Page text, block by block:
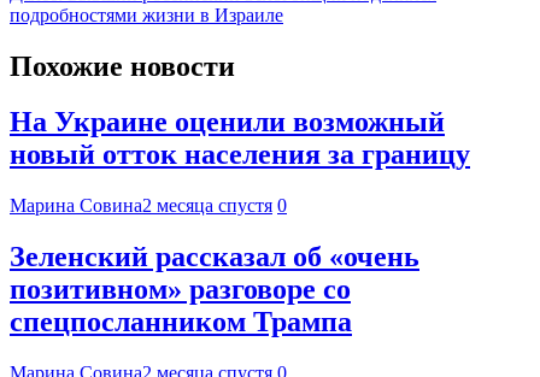
подробностями жизни в Израиле
Похожие новости
На Украине оценили возможный
новый отток населения за границу
Марина Совина2 месяца спустя 0
Зеленский рассказал об «очень
позитивном» разговоре со
спецпосланником Трампа